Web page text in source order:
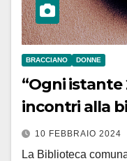
BRACCIANO DONNE
“Ogni istante
incontri alla
10 FEBBRAIO 2024
La Biblioteca